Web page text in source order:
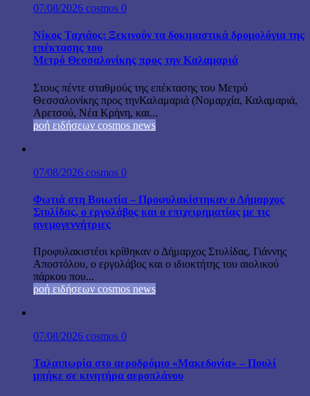
07/08/2026 cosmos 0
Νίκος Ταχιάος: Ξεκινούν τα δοκιμαστικά δρομολόγια της
επέκτασης του
Μετρό Θεσσαλονίκης προς την Καλαμαριά
Στους πέντε σταθμούς της επέκτασης του Μετρό
Θεσσαλονίκης προς τηνΚαλαμαριά (Νομαρχία, Καλαμαριά,
Αρετσού, Νέα Κρήνη, και...
ροή ειδήσεων cosmos news
07/08/2026 cosmos 0
Φωτιά στη Βοιωτία – Προφυλακίστηκαν ο Δήμαρχος
Στυλίδας, ο εργολάβος και ο επιχειρηματίας με τις
ανεμογεννήτριες
Προφυλακιστέοι κρίθηκαν ο Δήμαρχος Στυλίδας, Γιάννης
Αποστόλου, ο εργολάβος και ο ιδιοκτήτης του αιολικού
πάρκου που...
ροή ειδήσεων cosmos news
07/08/2026 cosmos 0
Ταλαιπωρία στο αεροδρόμιο «Μακεδονία» – Πουλί
μπήκε σε κινητήρα αεροπλάνου